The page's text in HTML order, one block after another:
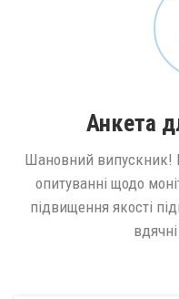
Анкета
Шановний випускник!
опитуванні щодо
підвищення якості